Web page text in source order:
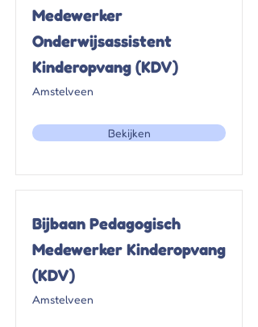
Medewerker
Onderwijsassistent
Kinderopvang (KDV)
Amstelveen
Bekijken
Bijbaan Pedagogisch
Medewerker Kinderopvang
(KDV)
Amstelveen